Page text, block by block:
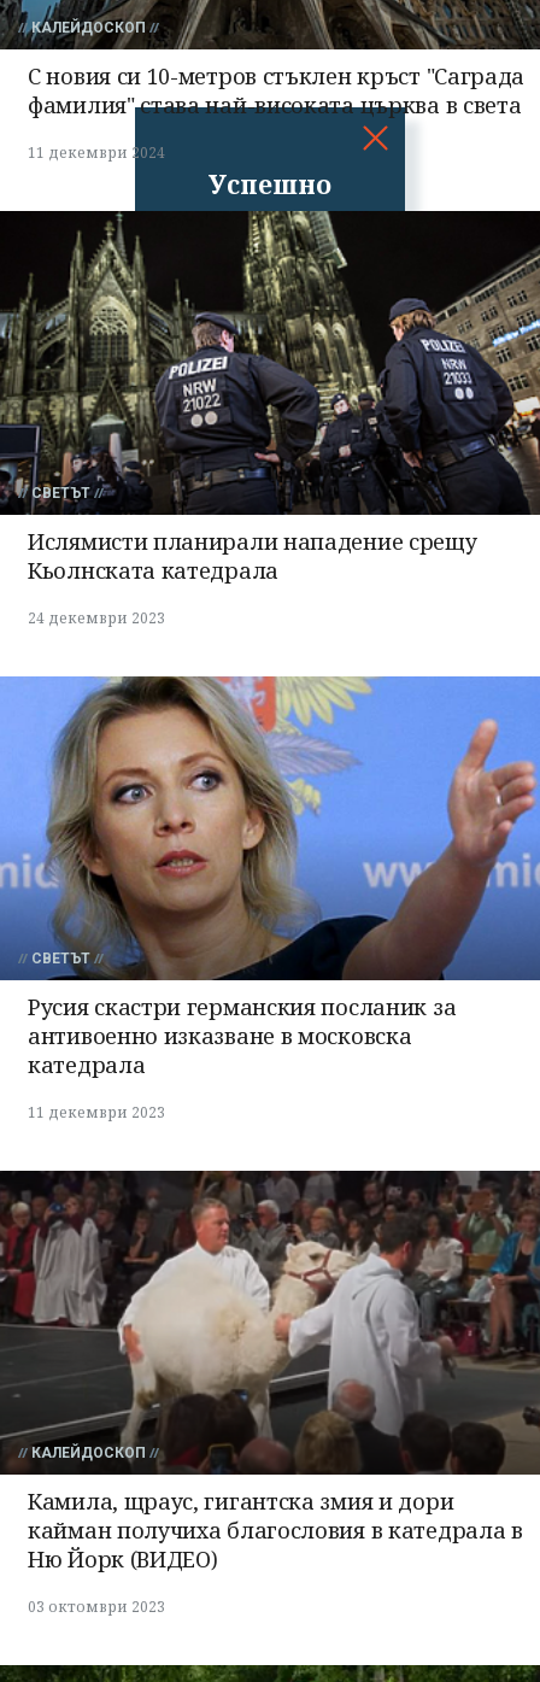
Успешно
излязохте от
профила си!
КАЛЕЙДОСКОП
С новия си 10-метров стъклен кръст "Саграда
фамилия" става най-високата църква в света
11 декември 2024
СВЕТЪТ
Ислямисти планирали нападение срещу
Кьолнската катедрала
24 декември 2023
СВЕТЪТ
Русия скастри германския посланик за
антивоенно изказване в московска
катедрала
11 декември 2023
КАЛЕЙДОСКОП
Камила, щраус, гигантска змия и дори
кайман получиха благословия в катедрала в
Ню Йорк (ВИДЕО)
03 октомври 2023